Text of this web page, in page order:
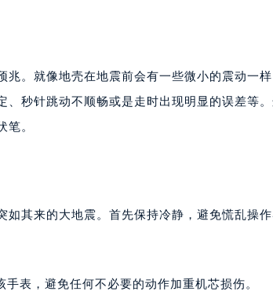
兆。就像地壳在地震前会有一些微小的震动一
、秒针跳动不顺畅或是走时出现明显的误差等
笔。
如其来的大地震。首先保持冷静，避免慌乱操
表，避免任何不必要的动作加重机芯损伤。